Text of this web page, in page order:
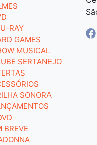
RAY
GAMES
MUSICAL
SERTANEJO
SONORA
BREVE